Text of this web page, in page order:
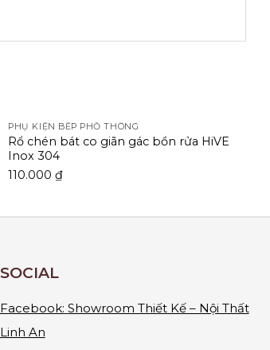
PHỤ KIỆN BẾP PHỔ THÔNG
Rổ chén bát co giãn gác bồn rửa HiVE
Inox 304
110.000₫
SOCIAL
Facebook: Showroom Thiết Kế – Nội Thất
Linh An